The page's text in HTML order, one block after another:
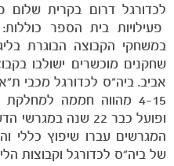
פעילויות בית הספר
במשחקי הקבוצה הבוגרת
שחקנים מוכשרים ישולבו
אביב. ביה"ס לכדורגל מכבי
4-15 מהווה חממה
ופועל כבר 22 שנה
המגרשים עברו שיפוץ כללי
של ביה"ס לכדורגל וקבוצות